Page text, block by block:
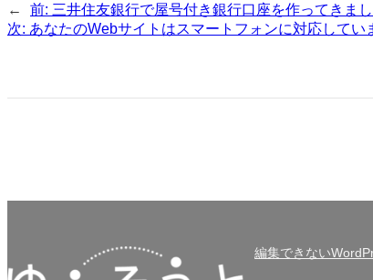
← 前: 三井住友銀行で屋号付き銀行口座を作ってきま
次: あなたのWebサイトはスマートフォンに対応して
編集できない